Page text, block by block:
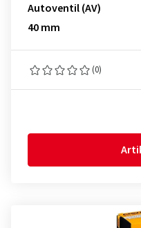
Autoventil (AV)
40 mm
(0)